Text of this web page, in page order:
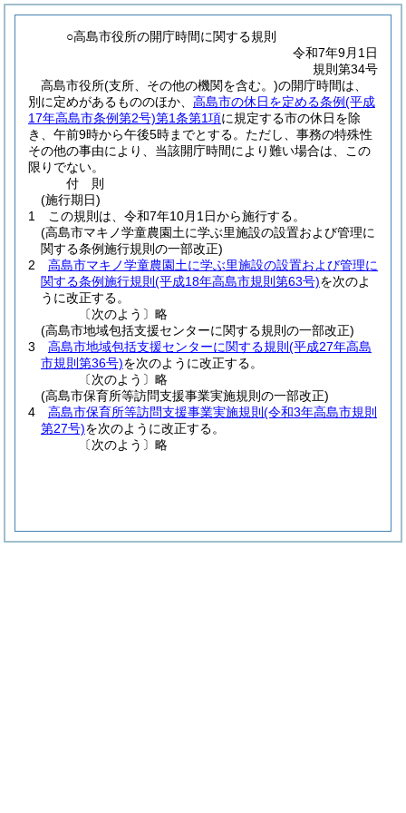
○高島市役所の開庁時間に関する規則
令和7年9月1日
規則第34号
高島市役所(支所、その他の機関を含む。)の開庁時間は、
別に定めがあるもののほか、 高島市の休日を定める条例(平成
17年高島市条例第2号)第1条第1項に規定する市の休日を除
き、午前9時から午後5時までとする。 ただし、事務の特殊性
その他の事由により、当該開庁時間により難い場合は、この
限りでない。
付 則
(施行期日)
1
この規則は、令和7年10月1日から施行する。
(高島市マキノ学童農園土に学ぶ里施設の設置および管理に
関する条例施行規則の一部改正)
2
高島市マキノ学童農園土に学ぶ里施設の設置および管理に
関する条例施行規則 (平成18年高島市規則第63号)を次のよ
うに改正する。
〔次のよう〕略
(高島市地域包括支援センターに関する規則の一部改正)
3
高島市地域包括支援センターに関する規則 (平成27年高島
市規則第36号)を次のように改正する。
〔次のよう〕略
(高島市保育所等訪問支援事業実施規則の一部改正)
4
高島市保育所等訪問支援事業実施規則 (令和3年高島市規則
第27号)を次のように改正する。
〔次のよう〕略